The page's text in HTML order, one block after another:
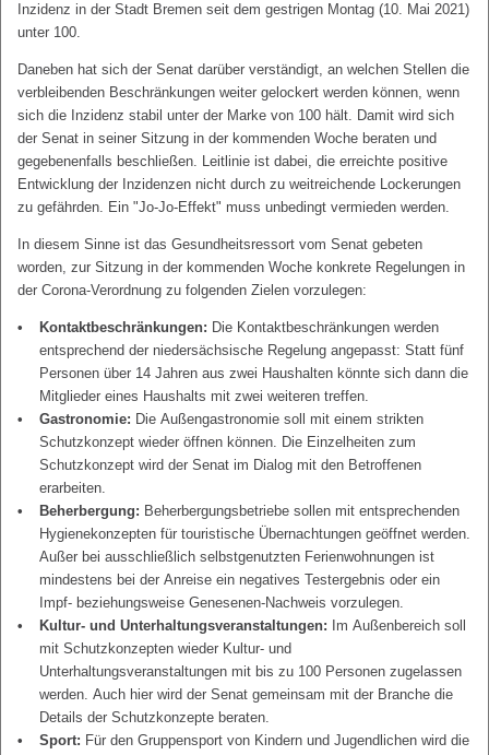
Inzidenz in der Stadt Bremen seit dem gestrigen Montag (10. Mai 2021)
unter 100.
Daneben hat sich der Senat darüber verständigt, an welchen Stellen die
verbleibenden Beschränkungen weiter gelockert werden können, wenn
sich die Inzidenz stabil unter der Marke von 100 hält. Damit wird sich
der Senat in seiner Sitzung in der kommenden Woche beraten und
gegebenenfalls beschließen. Leitlinie ist dabei, die erreichte positive
Entwicklung der Inzidenzen nicht durch zu weitreichende Lockerungen
zu gefährden. Ein "Jo-Jo-Effekt" muss unbedingt vermieden werden.
In diesem Sinne ist das Gesundheitsressort vom Senat gebeten
worden, zur Sitzung in der kommenden Woche konkrete Regelungen in
der Corona-Verordnung zu folgenden Zielen vorzulegen:
Kontaktbeschränkungen: Die Kontaktbeschränkungen werden
entsprechend der niedersächsische Regelung angepasst: Statt fünf
Personen über 14 Jahren aus zwei Haushalten könnte sich dann die
Mitglieder eines Haushalts mit zwei weiteren treffen.
Gastronomie: Die Außengastronomie soll mit einem strikten
Schutzkonzept wieder öffnen können. Die Einzelheiten zum
Schutzkonzept wird der Senat im Dialog mit den Betroffenen
erarbeiten.
Beherbergung: Beherbergungsbetriebe sollen mit entsprechenden
Hygienekonzepten für touristische Übernachtungen geöffnet werden.
Außer bei ausschließlich selbstgenutzten Ferienwohnungen ist
mindestens bei der Anreise ein negatives Testergebnis oder ein
Impf- beziehungsweise Genesenen-Nachweis vorzulegen.
Kultur- und Unterhaltungsveranstaltungen: Im Außenbereich soll
mit Schutzkonzepten wieder Kultur- und
Unterhaltungsveranstaltungen mit bis zu 100 Personen zugelassen
werden. Auch hier wird der Senat gemeinsam mit der Branche die
Details der Schutzkonzepte beraten.
Sport: Für den Gruppensport von Kindern und Jugendlichen wird die